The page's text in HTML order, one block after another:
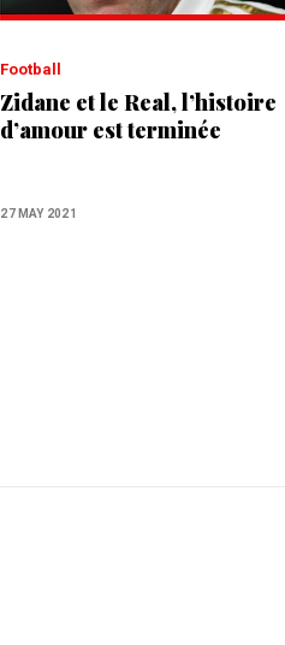
Football
Zidane et le Real, l’histoire
d’amour est terminée
27 MAY 2021